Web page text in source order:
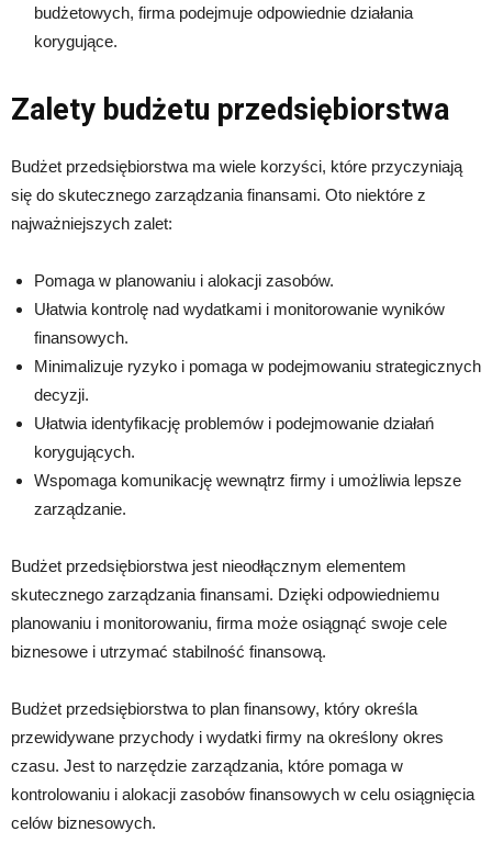
budżetowych, firma podejmuje odpowiednie działania
korygujące.
Zalety budżetu przedsiębiorstwa
Budżet przedsiębiorstwa ma wiele korzyści, które przyczyniają
się do skutecznego zarządzania finansami. Oto niektóre z
najważniejszych zalet:
Pomaga w planowaniu i alokacji zasobów.
Ułatwia kontrolę nad wydatkami i monitorowanie wyników
finansowych.
Minimalizuje ryzyko i pomaga w podejmowaniu strategicznych
decyzji.
Ułatwia identyfikację problemów i podejmowanie działań
korygujących.
Wspomaga komunikację wewnątrz firmy i umożliwia lepsze
zarządzanie.
Budżet przedsiębiorstwa jest nieodłącznym elementem
skutecznego zarządzania finansami. Dzięki odpowiedniemu
planowaniu i monitorowaniu, firma może osiągnąć swoje cele
biznesowe i utrzymać stabilność finansową.
Budżet przedsiębiorstwa to plan finansowy, który określa
przewidywane przychody i wydatki firmy na określony okres
czasu. Jest to narzędzie zarządzania, które pomaga w
kontrolowaniu i alokacji zasobów finansowych w celu osiągnięcia
celów biznesowych.